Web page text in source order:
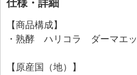
仕様・詳細
【商品構成】
・熟酵 ハリコラ ダーマエッ
【原産国（地）】